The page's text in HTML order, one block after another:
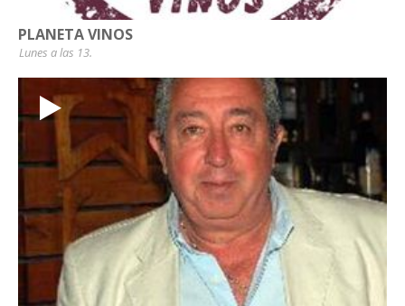
PLANETA VINOS
Lunes a las 13.